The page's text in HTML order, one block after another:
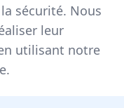
sécurité. Nous
leur
utilisant notre